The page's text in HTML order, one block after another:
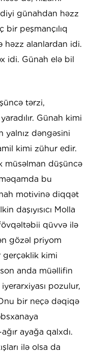
günahdan həzz
bir peşmançılıq
həzz alanlardan idi.
idi. Günah elə bil
tərzi,
Günah kimi
yalnız dəngəsini
kimi zühur edir.
müsəlman düşüncə
bu
motivinə diqqət
daşıyısıcı Molla
qüvvə ilə
gözəl priyom
gerçəklik kimi
anda müəllifin
pozulur,
bir neçə dəqiqə
ayağa qalxdı.
ilə olsa da